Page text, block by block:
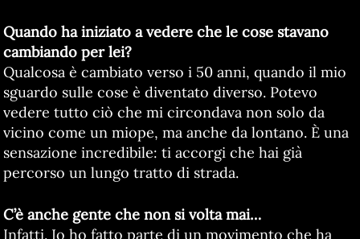
Quando ha iniziato a vedere che le cose stavano
cambiando per lei?
Qualcosa è cambiato verso i 50 anni, quando il mio
sguardo sulle cose è diventato diverso. Potevo
vedere tutto ciò che mi circondava non solo da
vicino come un miope, ma anche da lontano. È una
sensazione incredibile: ti accorgi che hai già
percorso un lungo tratto di strada.
C’è anche gente che non si volta mai…
Infatti. Io ho fatto parte di un movimento che ha